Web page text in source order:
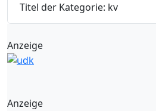
Titel der Kategorie: kv
Anzeige
Anzeige